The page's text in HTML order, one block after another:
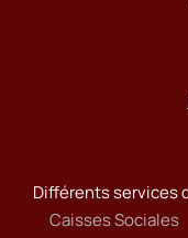
Différents services
Caisses Sociales